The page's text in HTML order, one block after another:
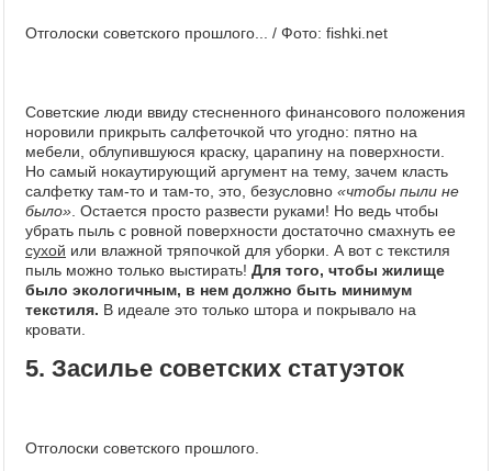
Отголоски советского прошлого... / Фото: fishki.net
Советские люди ввиду стесненного финансового положения
норовили прикрыть салфеточкой что угодно: пятно на
мебели, облупившуюся краску, царапину на поверхности.
Но самый нокаутирующий аргумент на тему, зачем класть
салфетку там-то и там-то, это, безусловно «чтобы пыли не
было» . Остается просто развести руками! Но ведь чтобы
убрать пыль с ровной поверхности достаточно смахнуть ее
сухой или влажной тряпочкой для уборки. А вот с текстиля
пыль можно только выстирать! Для того, чтобы жилище
было экологичным, в нем должно быть минимум
текстиля. В идеале это только штора и покрывало на
кровати.
5. Засилье советских статуэток
Отголоски советского прошлого.